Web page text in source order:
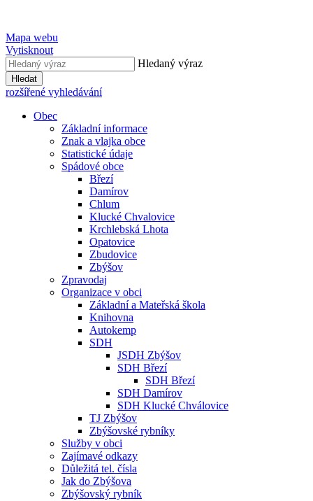
Mapa webu
Vytisknout
Hledaný výraz
Hledat
rozšířené vyhledávání
Obec
Základní informace
Znak a vlajka obce
Statistické údaje
Spádové obce
Březí
Damírov
Chlum
Klucké Chvalovice
Krchlebská Lhota
Opatovice
Zbudovice
Zbýšov
Zpravodaj
Organizace v obci
Základní a Mateřská škola
Knihovna
Autokemp
SDH
JSDH Zbýšov
SDH Březí
SDH Březí
SDH Damírov
SDH Klucké Chválovice
TJ Zbýšov
Zbýšovské rybníky
Služby v obci
Zajímavé odkazy
Důležitá tel. čísla
Jak do Zbýšova
Zbýšovský rybník